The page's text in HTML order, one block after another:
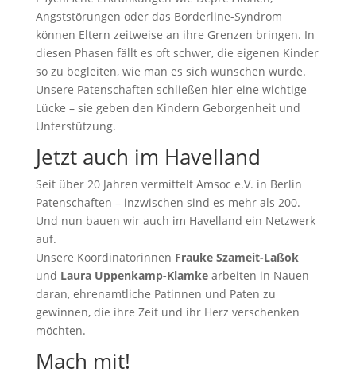
Angststörungen oder das Borderline-Syndrom
können Eltern zeitweise an ihre Grenzen bringen. In
diesen Phasen fällt es oft schwer, die eigenen Kinder
so zu begleiten, wie man es sich wünschen würde.
Unsere Patenschaften schließen hier eine wichtige
Lücke – sie geben den Kindern Geborgenheit und
Unterstützung.
Jetzt auch im Havelland
Seit über 20 Jahren vermittelt Amsoc e.V. in Berlin
Patenschaften – inzwischen sind es mehr als 200.
Und nun bauen wir auch im Havelland ein Netzwerk
auf.
Unsere Koordinatorinnen Frauke Szameit-Laßok
und Laura Uppenkamp-Klamkearbeiten in Nauen
daran, ehrenamtliche Patinnen und Paten zu
gewinnen, die ihre Zeit und ihr Herz verschenken
möchten.
Mach mit!